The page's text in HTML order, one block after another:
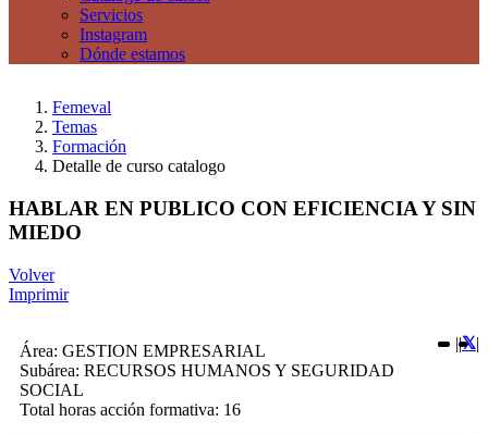
Servicios
Instagram
Dónde estamos
Femeval
Temas
Formación
Detalle de curso catalogo
HABLAR EN PUBLICO CON EFICIENCIA Y SIN
MIEDO
Volver
Imprimir
|| |
Área: GESTION EMPRESARIAL
Subárea: RECURSOS HUMANOS Y SEGURIDAD
SOCIAL
Total horas acción formativa: 16